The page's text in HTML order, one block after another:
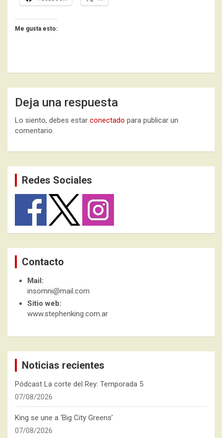
Me gusta esto:
Deja una respuesta
Lo siento, debes estar conectado para publicar un
comentario.
Redes Sociales
Contacto
Mail:
insomni@mail.com
Sitio web:
www.stephenking.com.ar
Noticias recientes
Pódcast La corte del Rey: Temporada 5
07/08/2026
King se une a ‘Big City Greens’
07/08/2026